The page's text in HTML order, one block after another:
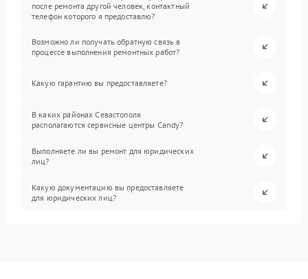
после ремонта другой человек, контактный
телефон которого я предоставлю?
Возможно ли получать обратную связь в
процессе выполнения ремонтных работ?
Какую гарантию вы предоставляете?
В каких районах Севастополя
располагаются сервисные центры Candy?
Выполняете ли вы ремонт для юридических
лиц?
Какую документацию вы предоставляете
для юридических лиц?